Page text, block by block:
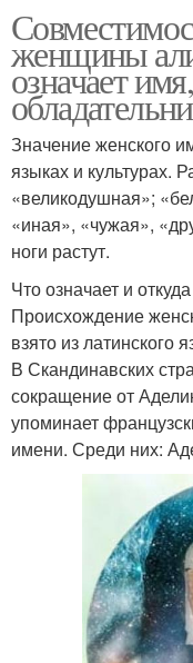
женщины
означает
Значение женского
языках и культурах.
«великодушная»;
«иная», «чужая»,
ноги растут.
Что означает и
Происхождение
взято из латинского
В Скандинавских
сокращение от
упоминает
имени. Среди них: